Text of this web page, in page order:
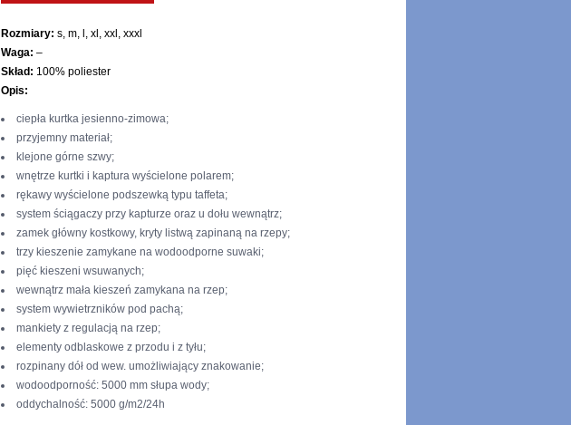
Rozmiary: s, m, l, xl, xxl, xxxl
Waga: –
Skład: 100% poliester
Opis:
ciepła kurtka jesienno-zimowa;
przyjemny materiał;
klejone górne szwy;
wnętrze kurtki i kaptura wyścielone polarem;
rękawy wyścielone podszewką typu taffeta;
system ściągaczy przy kapturze oraz u dołu wewnątrz;
zamek główny kostkowy, kryty listwą zapinaną na rzepy;
trzy kieszenie zamykane na wodoodporne suwaki;
pięć kieszeni wsuwanych;
wewnątrz mała kieszeń zamykana na rzep;
system wywietrzników pod pachą;
mankiety z regulacją na rzep;
elementy odblaskowe z przodu i z tyłu;
rozpinany dół od wew. umożliwiający znakowanie;
wodoodporność: 5000 mm słupa wody;
oddychalność: 5000 g/m2/24h